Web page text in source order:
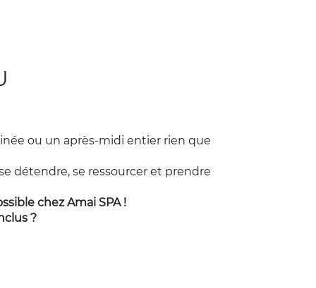
ou un après-midi entier rien que
détendre, se ressourcer et prendre
chez Amai SPA !
?